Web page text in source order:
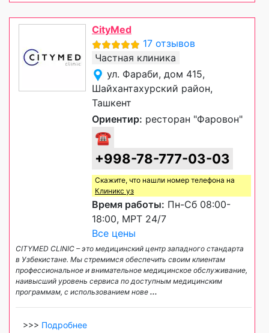
CityMed
17 отзывов
Частная клиника
ул. Фараби, дом 415,
Шайхантахурский район,
Ташкент
Ориентир: ресторан "Фаровон"
☎
+998-78-777-03-03
Скажите, что нашли номер телефона на
Клиникс уз
Время работы: Пн-Сб 08:00-
18:00, МРТ 24/7
Все цены
CITYMED CLINIC – это медицинский центр западного стандарта
в Узбекистане. Мы стремимся обеспечить своим клиентам
профессиональное и внимательное медицинское обслуживание,
наивысший уровень сервиса по доступным медицинским
программам, с использованием нове ...
>>> Подробнее